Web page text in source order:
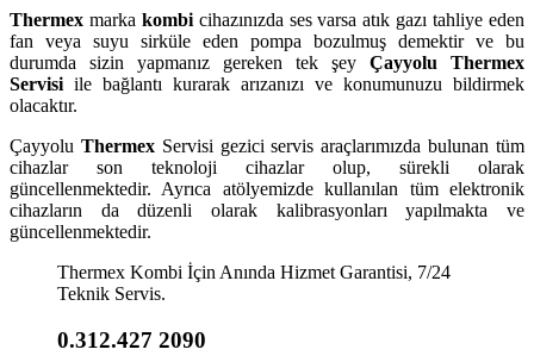
Thermex marka kombi cihazınızda ses varsa atık gazı tahliye eden
fan veya suyu sirküle eden pompa bozulmuş demektir ve bu
durumda sizin yapmanız gereken tek şey Çayyolu Thermex
Servisi ile bağlantı kurarak arızanızı ve konumunuzu bildirmek
olacaktır.
Çayyolu Thermex Servisi gezici servis araçlarımızda bulunan tüm
cihazlar son teknoloji cihazlar olup, sürekli olarak
güncellenmektedir. Ayrıca atölyemizde kullanılan tüm elektronik
cihazların da düzenli olarak kalibrasyonları yapılmakta ve
güncellenmektedir.
Thermex Kombi İçin Anında Hizmet Garantisi, 7/24
Teknik Servis.
0.312.427 2090